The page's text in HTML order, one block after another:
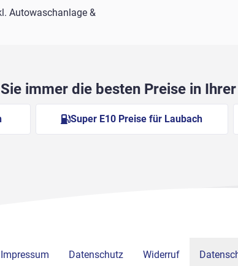
Autowaschanlage &
immer die besten Preise in Ihrer
Super E10 Preise für Laubach
Impressum Datenschutz Widerruf